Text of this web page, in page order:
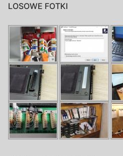
LOSOWE FOTKI